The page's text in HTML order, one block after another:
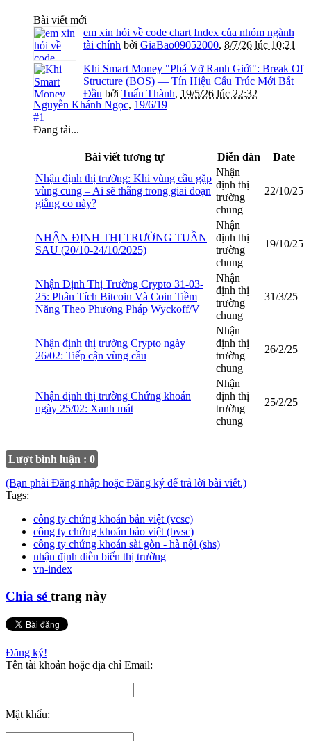
Bài viết mới
em xin hỏi về code chart Index của nhóm ngành
tài chính bởi GiaBao09052000, 8/7/26 lúc 10:21
Khi Smart Money "Phá Vỡ Ranh Giới": Break Of
Structure (BOS) — Tín Hiệu Cấu Trúc Mới Bắt
Đầu bởi Tuấn Thành, 19/5/26 lúc 22:32
Nguyễn Khánh Ngọc, 19/6/19
#1
Đang tải...
Bài viết tương tự Diễn đàn
Date
Nhận định thị trường: Khi vùng cầu gặp
vùng cung – Ai sẽ thắng trong giai đoạn
giằng co này?
Nhận
định thị
trường
chung
22/10/25
NHẬN ĐỊNH THỊ TRƯỜNG TUẦN
SAU (20/10-24/10/2025)
Nhận
định thị
trường
chung
19/10/25
Nhận Định Thị Trường Crypto 31-03-
25: Phân Tích Bitcoin Và Coin Tiềm
Năng Theo Phương Pháp Wyckoff/V
Nhận
định thị
trường
chung
31/3/25
Nhận định thị trường Crypto ngày
26/02: Tiếp cận vùng cầu
Nhận
định thị
trường
chung
26/2/25
Nhận định thị trường Chứng khoán
ngày 25/02: Xanh mát
Nhận
định thị
trường
chung
25/2/25
Lượt bình luận : 0
(Bạn phải Đăng nhập hoặc Đăng ký để trả lời bài viết.)
Tags:
công ty chứng khoán bản việt (vcsc)
công ty chứng khoán bảo việt (bvsc)
công ty chứng khoán sài gòn - hà nội (shs)
nhận định diễn biến thị trường
vn-index
Chia sẻ trang này
Đăng ký!
Tên tài khoản hoặc địa chỉ Email:
Mật khẩu: